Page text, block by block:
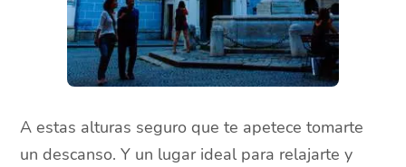
A estas alturas seguro que te apetece tomarte
un descanso. Y un lugar ideal para relajarte y